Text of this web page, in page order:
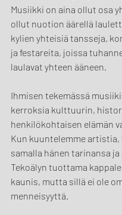
Musiikki on aina ollut osa
ollut nuotion äärellä
kylien yhteisiä tansseja,
ja festareita, joissa
laulavat yhteen ääneen.
Ihmisen tekemässä
kerroksia kulttuurin,
henkilökohtaisen elämän
Kun kuuntelemme artistia,
samalla hänen tarinansa ja
Tekoälyn tuottama
kaunis, mutta sillä ei ole
menneisyyttä.